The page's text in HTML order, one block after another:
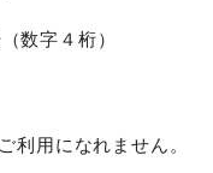
数字４桁）
用になれません。